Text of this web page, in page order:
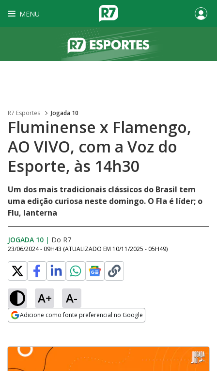
MENU
R7 Esportes Jogada 10
Fluminense x Flamengo,
AO VIVO, com a Voz do
Esporte, às 14h30
Um dos mais tradicionais clássicos do Brasil tem
uma edição curiosa neste domingo. O Fla é líder; o
Flu, lanterna
JOGADA 10 | Do R7
23/06/2024 - 09H43 (ATUALIZADO EM 10/11/2025 - 05H49)
A+ A-
Adicione como fonte preferencial no Google